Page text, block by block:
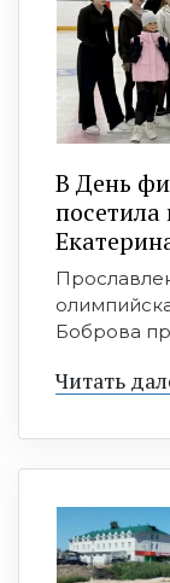
В День
посетила
Боброва
Читать